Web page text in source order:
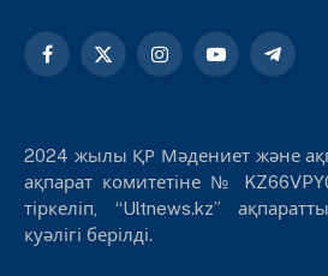
Facebook
X
InstagramYouTube
2024 жылы ҚР Мәдениет және
ақпарат комитетіне №
тіркеліп, “Ultnews.kz”
куәлігі берілді.